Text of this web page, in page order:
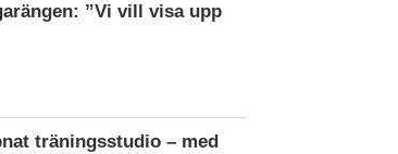
”Vi vill visa upp
träningsstudio – med